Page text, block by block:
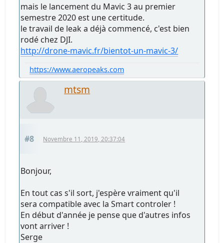
mais le lancement du Mavic 3 au premier
semestre 2020 est une certitude.
le travail de leak a déjà commencé, c'est bien
rodé chez DJI.
http://drone-mavic.fr/bientot-un-mavic-3/
https://www.aeropeaks.com
mtsm
#8 Novembre 11, 2019, 20:37:04
Bonjour,
En tout cas s'il sort, j'espère vraiment qu'il
sera compatible avec la Smart controler !
En début d'année je pense que d'autres infos
vont arriver !
Serge